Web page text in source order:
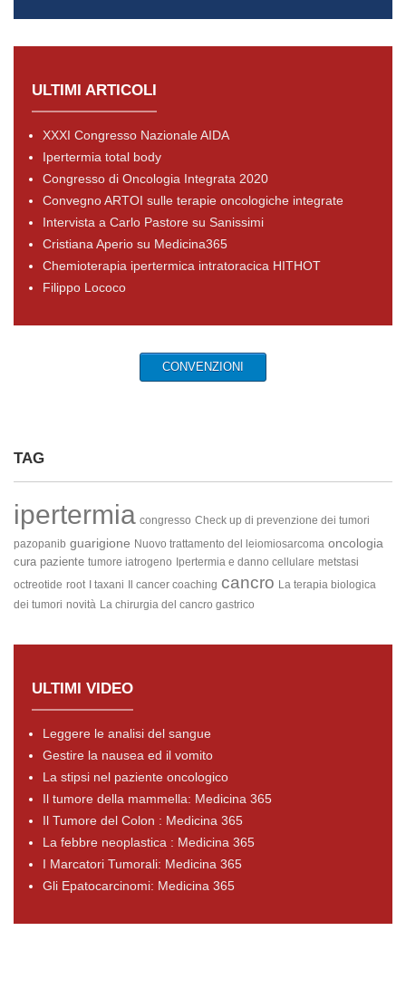
ULTIMI ARTICOLI
XXXI Congresso Nazionale AIDA
Ipertermia total body
Congresso di Oncologia Integrata 2020
Convegno ARTOI sulle terapie oncologiche integrate
Intervista a Carlo Pastore su Sanissimi
Cristiana Aperio su Medicina365
Chemioterapia ipertermica intratoracica HITHOT
Filippo Lococo
CONVENZIONI
TAG
ipertermia congresso Check up di prevenzione dei tumori
pazopanib guarigione Nuovo trattamento del leiomiosarcoma oncologia
cura paziente tumore iatrogeno Ipertermia e danno cellulare metstasi
octreotide root I taxani Il cancer coaching cancro La terapia biologica
dei tumori novità La chirurgia del cancro gastrico
ULTIMI VIDEO
Leggere le analisi del sangue
Gestire la nausea ed il vomito
La stipsi nel paziente oncologico
Il tumore della mammella: Medicina 365
Il Tumore del Colon : Medicina 365
La febbre neoplastica : Medicina 365
I Marcatori Tumorali: Medicina 365
Gli Epatocarcinomi: Medicina 365